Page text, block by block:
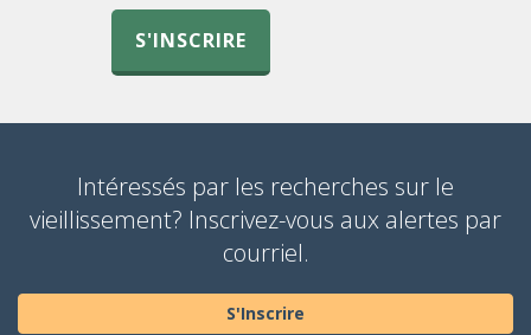
S'INSCRIRE
Intéressés par les recherches sur le
vieillissement? Inscrivez-vous aux alertes par
courriel.
S'Inscrire